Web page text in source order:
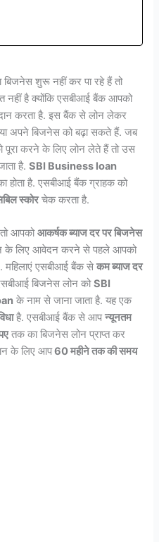
शुरू नहीं कर पा रहे हैं तो
है क्योंकि एसबीआई बैंक आपको
करता है. इस बैंक से लोन लेकर
अपने बिजनेस को बढ़ा सकते हैं. जब
करने के लिए लोन लेते हैं तो उस
है.SBI Business loan
होता है. एसबीआई बैंक ग्राहक को
स्कोरचेक करता है.
तो आपकोआकर्षक ब्याज दर पर बिजनेस
के लिए आवेदन करने से पहले आपको
महिलाएं एसबीआई बैंक सेकम ब्याज दर
बिजनेस लोन कोSBI
के नाम से जाना जाता है. यह एक
है. एसबीआई बैंक से आपन्यूनतम
तक का बिजनेस लोन प्राप्त कर
के लिए आप60 महीने तक की समय